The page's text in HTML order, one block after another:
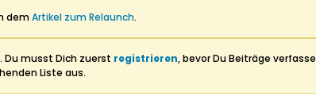
demArtikel zum Relaunch.
Du musst Dich zuerst registrieren, bevor Du Beiträge
Liste aus.